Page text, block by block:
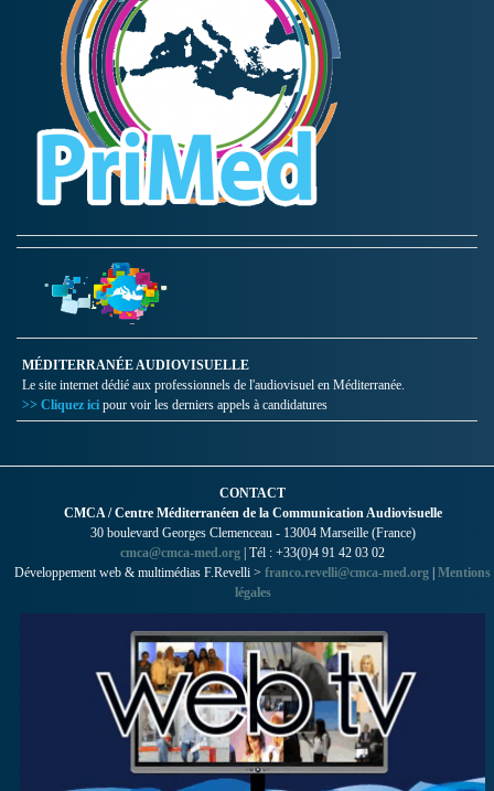
MÉDITERRANÉE AUDIOVISUELLE
Le site internet dédié aux professionnels de l'audiovisuel en Méditerranée.
>> Cliquez ici pour voir les derniers appels à candidatures
CONTACT
CMCA / Centre Méditerranéen de la Communication Audiovisuelle
30 boulevard Georges Clemenceau - 13004 Marseille (France)
cmca@cmca-med.org | Tél : +33(0)4 91 42 03 02
Développement web & multimédias F.Revelli > franco.revelli@cmca-med.org | Mentions
légales